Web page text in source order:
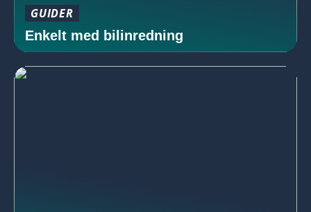
GUIDER
Enkelt med bilinredning